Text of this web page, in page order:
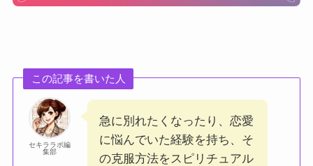
この記事を書いた人
セキララボ編
集部
急に別れたくなったり、恋愛
に悩んでいた経験を持ち、そ
の克服方法をスピリチュアル